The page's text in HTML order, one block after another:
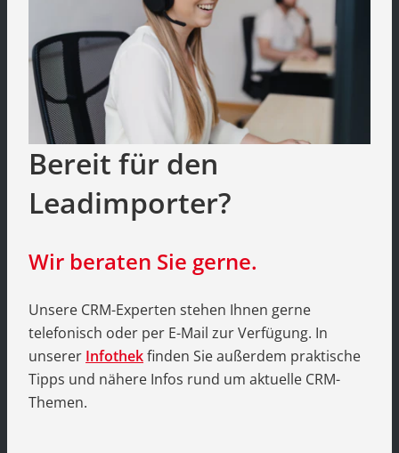
Bereit für den
Leadimporter?
Wir beraten Sie gerne.
Unsere CRM-Experten stehen Ihnen gerne
telefonisch oder per E-Mail zur Verfügung. In
unserer Infothekfinden Sie außerdem praktische
Tipps und nähere Infos rund um aktuelle CRM-
Themen.